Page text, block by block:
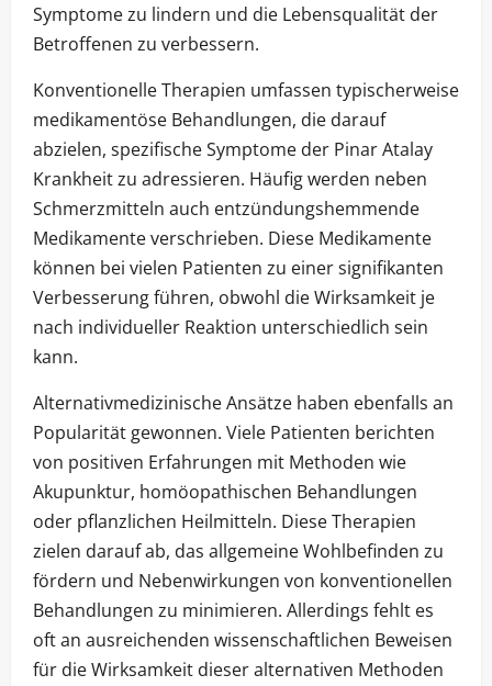
Symptome zu lindern und die Lebensqualität der
Betroffenen zu verbessern.
Konventionelle Therapien umfassen typischerweise
medikamentöse Behandlungen, die darauf
abzielen, spezifische Symptome der Pinar Atalay
Krankheit zu adressieren. Häufig werden neben
Schmerzmitteln auch entzündungshemmende
Medikamente verschrieben. Diese Medikamente
können bei vielen Patienten zu einer signifikanten
Verbesserung führen, obwohl die Wirksamkeit je
nach individueller Reaktion unterschiedlich sein
kann.
Alternativmedizinische Ansätze haben ebenfalls an
Popularität gewonnen. Viele Patienten berichten
von positiven Erfahrungen mit Methoden wie
Akupunktur, homöopathischen Behandlungen
oder pflanzlichen Heilmitteln. Diese Therapien
zielen darauf ab, das allgemeine Wohlbefinden zu
fördern und Nebenwirkungen von konventionellen
Behandlungen zu minimieren. Allerdings fehlt es
oft an ausreichenden wissenschaftlichen Beweisen
für die Wirksamkeit dieser alternativen Methoden